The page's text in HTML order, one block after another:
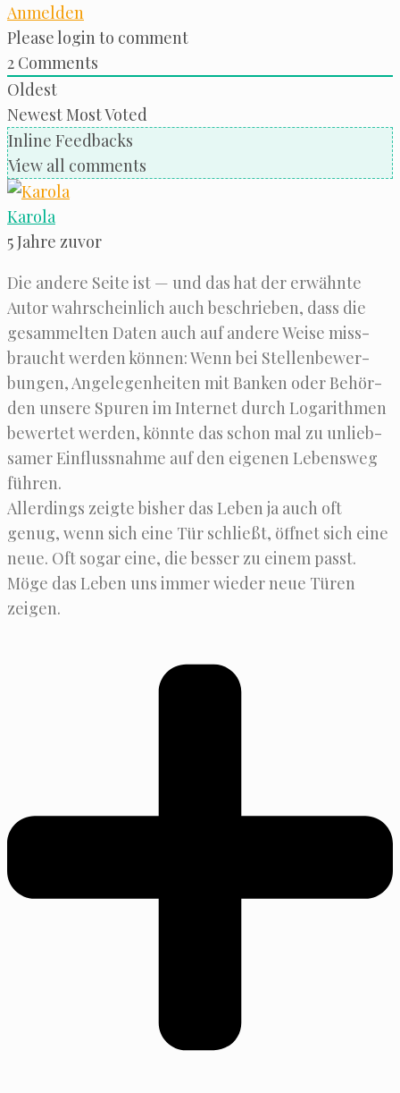
Anmelden
Please login to comment
2 Comments
Oldest
NewestMost Voted
Inline Feedbacks
View all comments
Karola
5 Jahre zuvor
Die ande­re Sei­te ist — und das hat der erwähn­te
Autor wahr­schein­lich auch beschrie­ben, dass die
gesam­mel­ten Daten auch auf ande­re Wei­se miss­
braucht wer­den kön­nen: Wenn bei Stel­len­be­wer­
bun­gen, Ange­le­gen­hei­ten mit Ban­ken oder Behör­
den unse­re Spu­ren im Inter­net durch Loga­rith­men
bewer­tet wer­den, könn­te das schon mal zu unlieb­
sa­mer Ein­fluss­nah­me auf den eige­nen Lebens­weg
führen.
Aller­dings zeig­te bis­her das Leben ja auch oft
genug, wenn sich eine Tür schließt, öff­net sich eine
neue. Oft sogar eine, die bes­ser zu einem passt.
Möge das Leben uns immer wie­der neue Türen
zeigen.